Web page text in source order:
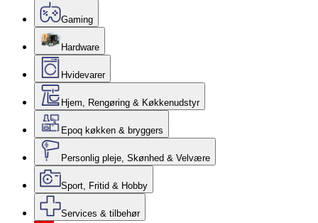
Gaming
Hardware
Hvidevarer
Hjem, Rengøring & Køkkenudstyr
Epoq køkken & bryggers
Personlig pleje, Skønhed & Velvære
Sport, Fritid & Hobby
Services & tilbehør